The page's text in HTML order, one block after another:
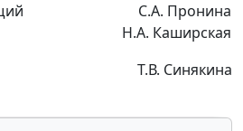
С.А. Пронина
Н.А. Каширская
Т.В. Синякина